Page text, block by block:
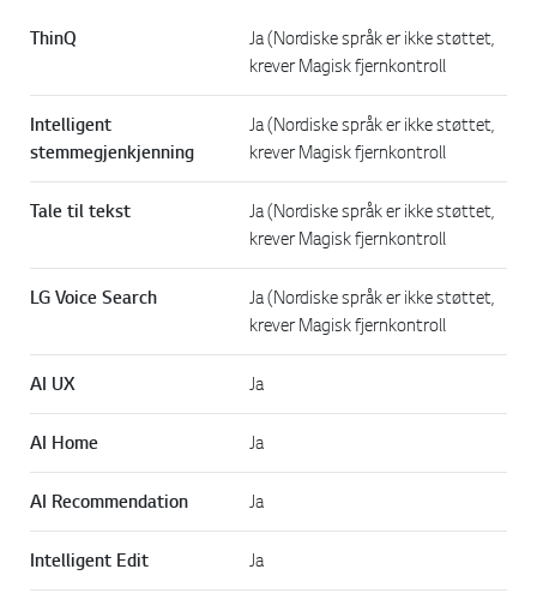
ThinQ
Ja (Nordiske språk er ikke støttet,
krever Magisk fjernkontroll
Intelligent
stemmegjenkjenning
Ja (Nordiske språk er ikke støttet,
krever Magisk fjernkontroll
Tale til tekst
Ja (Nordiske språk er ikke støttet,
krever Magisk fjernkontroll
LG Voice Search
Ja (Nordiske språk er ikke støttet,
krever Magisk fjernkontroll
AI UX Ja
AI Home Ja
AI Recommendation Ja
Intelligent Edit Ja